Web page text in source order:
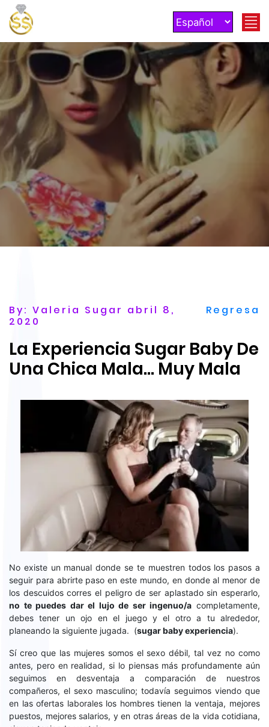
Regresa
By: Valeria Sugar abril 8,
2020
La Experiencia Sugar Baby De
Una Chica Mala… Muy Mala
No existe un manual donde se te muestren todos los pasos a
seguir para abrirte paso en este mundo, en donde al menor de
los descuidos corres el peligro de ser aplastado sin esperarlo,
no te puedes dar el lujo de ser ingenuo/a completamente,
debes tener un ojo en el juego y el otro a tu alrededor,
planeando la siguiente jugada. (sugar baby experiencia).
Sí creo que las mujeres somos el sexo débil, tal vez no como
antes, pero en realidad, si lo piensas más profundamente aún
seguimos en desventaja a comparación de nuestros
compañeros, el sexo masculino; todavía seguimos viendo que
en las ofertas laborales los hombres tienen la ventaja, mejores
puestos, mejores salarios, y en otras áreas de la vida cotidiana,